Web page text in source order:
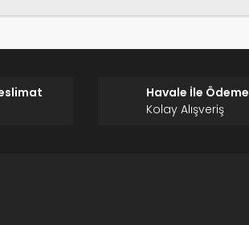
Havale İle Ödeme
Kolay Alışveriş